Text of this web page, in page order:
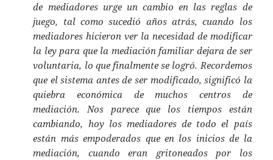
de mediadores urge un cambio en las reglas de
juego, tal como sucedió años atrás, cuando los
mediadores hicieron ver la necesidad de modificar
la ley para que la mediación familiar dejara de ser
voluntaria, lo que finalmente se logró. Recordemos
que el sistema antes de ser modificado, significó la
quiebra económica de muchos centros de
mediación. Nos parece que los tiempos están
cambiando, hoy los mediadores de todo el país
están más empoderados que en los inicios de la
mediación, cuando eran gritoneados por los